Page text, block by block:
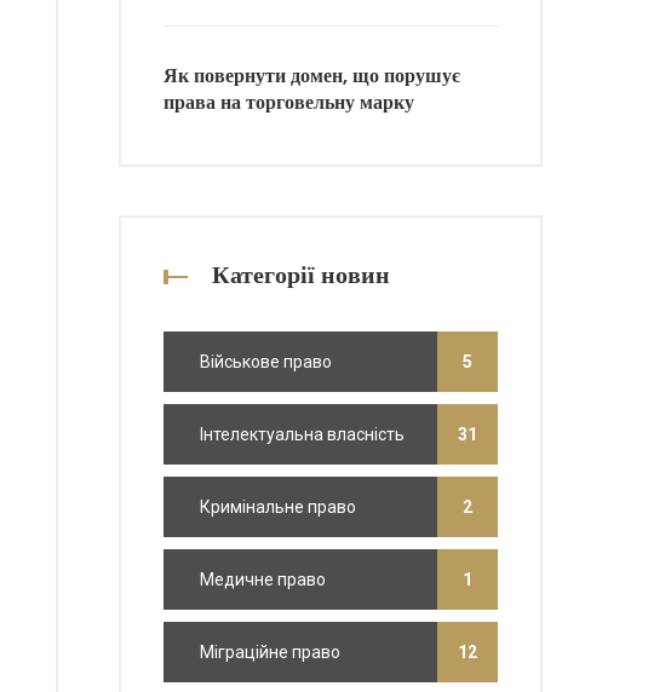
Як повернути домен, що порушує
права на торговельну марку
Категорії новин
Військове право 5
Інтелектуальна власність 31
Кримінальне право 2
Медичне право 1
Міграційне право 12